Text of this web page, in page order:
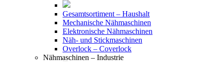
Gesamtsortiment – Haushalt
Mechanische Nähmaschinen
Elektronische Nähmaschinen
Näh- und Stickmaschinen
Overlock – Coverlock
Nähmaschinen – Industrie